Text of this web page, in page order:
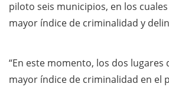
piloto seis municipios, en los
mayor índice de criminalidad y
“En este momento, los dos lugares
mayor índice de criminalidad en el